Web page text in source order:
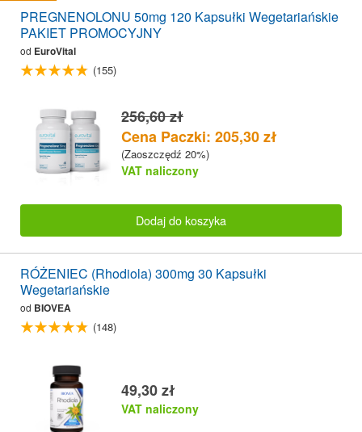
PREGNENOLONU 50mg 120 Kapsułki Wegetariańskie
PAKIET PROMOCYJNY
od EuroVital
(155)
256,60 zł
Cena Paczki: 205,30 zł
(Zaoszczędź 20%)
VAT naliczony
Dodaj do koszyka
RÓŻENIEC (Rhodiola) 300mg 30 Kapsułki
Wegetariańskie
od BIOVEA
(148)
49,30 zł
VAT naliczony